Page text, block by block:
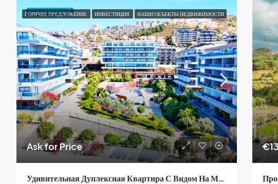
ОБРАБОТАННЫЙ
ГОРЯЧЕЕ ПРЕДЛОЖЕНИЕ ИНВЕСТИЦИЯ НАШИ ОБЪЕКТЫ НЕДВИЖИМОСТИ
Ask for Price
Удивительная Дуплексная Квартира С Видом На Море